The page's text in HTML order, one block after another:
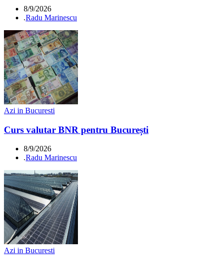
8/9/2026
.Radu Marinescu
Azi in Bucuresti
Curs valutar BNR pentru București
8/9/2026
.Radu Marinescu
Azi in Bucuresti